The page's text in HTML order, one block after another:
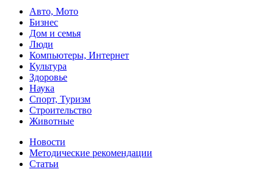
Авто, Мото
Бизнес
Дом и семья
Люди
Компьютеры, Интернет
Культура
Здоровье
Наука
Спорт, Туризм
Строительство
Животные
Новости
Методические рекомендации
Статьи